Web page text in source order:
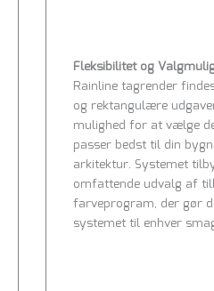
Fleksibilitet og
Rainline tagrender
og rektangulære
mulighed for at vælge
passer bedst til din
arkitektur. Systemet
omfattende udvalg af
farveprogram, der gør
systemet til enhver